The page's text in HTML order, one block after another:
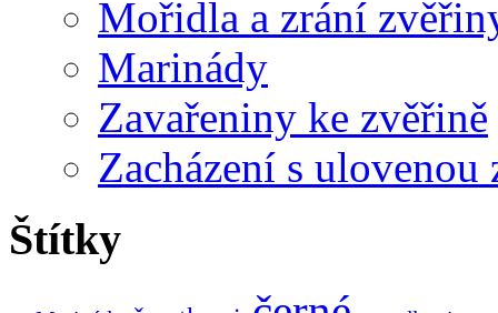
Mořidla a zrání
Marinády
Zavařeniny ke zvěřině
Zacházení s ulovenou
Štítky